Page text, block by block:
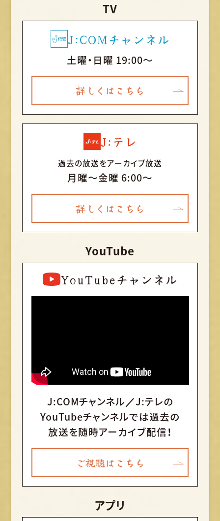
TV
J:COMチャンネル
土曜・日曜 19:00～
詳しくはこちら
J:テレ
過去の放送をアーカイブ放送
月曜〜金曜 6:00～
詳しくはこちら
YouTube
YouTubeチャンネル
J:COMチャンネル／J:テレの
YouTubeチャンネルでは過去の
放送を随時アーカイブ配信！
ご視聴はこちら
アプリ